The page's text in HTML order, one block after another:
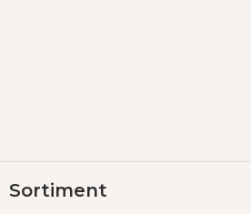
áSortiment